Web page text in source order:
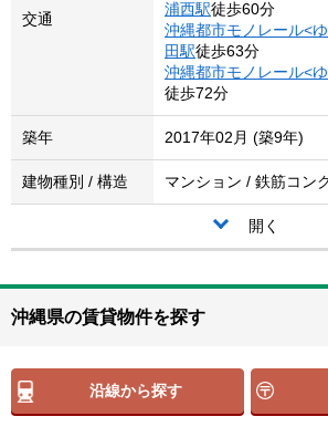
交通
浦西駅徒歩60分
沖縄都市モノレール<
田駅徒歩63分
沖縄都市モノレール<
徒歩72分
築年 2017年02月 (築9年)
建物種別 / 構造 マンション / 鉄筋コン
開く
沖縄県の賃貸物件を探す
沿線から探す